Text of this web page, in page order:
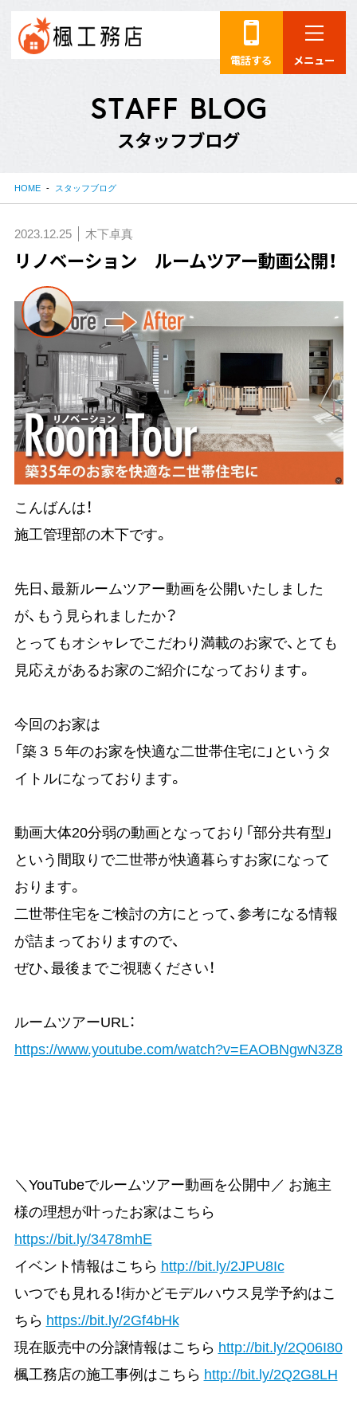
電話する メニュー
STAFF BLOG
スタッフブログ
HOME スタッフブログ
2023.12.25 木下卓真
リノベーション ルームツアー動画公開！
こんばんは！
施工管理部の木下です。
先日、最新ルームツアー動画を公開いたしました
が、もう見られましたか？
とってもオシャレでこだわり満載のお家で、とても
見応えがあるお家のご紹介になっております。
今回のお家は
「築３５年のお家を快適な二世帯住宅に」というタ
イトルになっております。
動画大体20分弱の動画となっており「部分共有型」
という間取りで二世帯が快適暮らすお家になって
おります。
二世帯住宅をご検討の方にとって、参考になる情報
が詰まっておりますので、
ぜひ、最後までご視聴ください！
ルームツアーURL：
https://www.youtube.com/watch?v=EAOBNgwN3Z8
＼YouTubeでルームツアー動画を公開中／ お施主
様の理想が叶ったお家はこちら
https://bit.ly/3478mhE
イベント情報はこちら http://bit.ly/2JPU8Ic
いつでも見れる！街かどモデルハウス見学予約はこ
ちら https://bit.ly/2Gf4bHk
現在販売中の分譲情報はこちら http://bit.ly/2Q06I80
楓工務店の施工事例はこちら http://bit.ly/2Q2G8LH